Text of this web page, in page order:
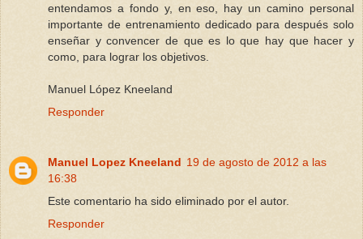
entendamos a fondo y, en eso, hay un camino personal
importante de entrenamiento dedicado para después solo
enseñar y convencer de que es lo que hay que hacer y
como, para lograr los objetivos.
Manuel López Kneeland
Responder
Manuel Lopez Kneeland 19 de agosto de 2012 a las
16:38
Este comentario ha sido eliminado por el autor.
Responder